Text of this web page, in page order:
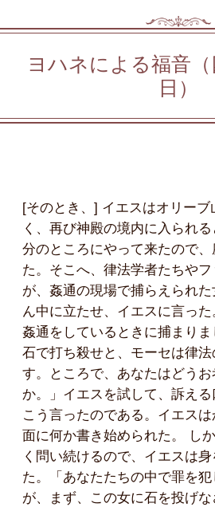
ヨハネによる福音
日）
[そのとき、] イエスはオリー
く、再び神殿の境内に入られ
分のところにやって来たので
た。そこへ、律法学者たちや
が、姦通の現場で捕らえられ
ん中に立たせ、イエスに言っ
姦通をしているときに捕まり
石で打ち殺せと、モーセは律法
す。ところで、あなたはどう
か。」イエスを試して、訴える
こう言ったのである。イエス
面に何か書き始められた。 し
く問い続けるので、イエスは
た。「あなたたちの中で罪を
が、まず、この女に石を投げな